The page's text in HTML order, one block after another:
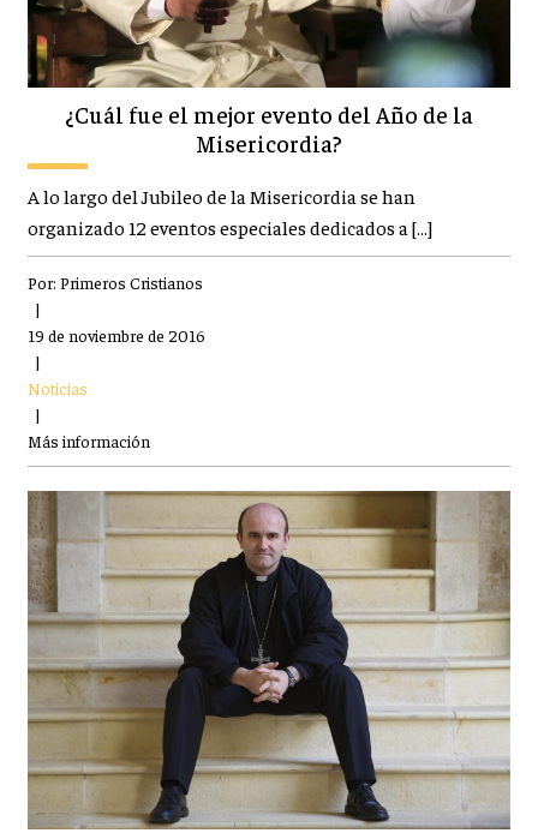
¿Cuál fue el mejor evento del Año de la
Misericordia?
A lo largo del Jubileo de la Misericordia se han
organizado 12 eventos especiales dedicados a […]
Por: Primeros Cristianos
|
19 de noviembre de 2016
|
Noticias
|
Más información